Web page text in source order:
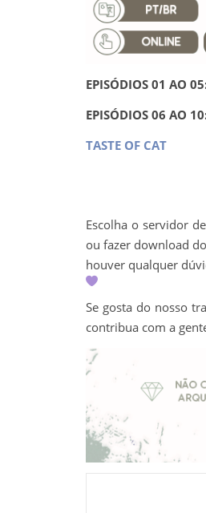
EPISÓDIOS 01 AO
EPISÓDIOS 06 AO
TASTE OF CAT
Escolha o servidor
ou fazer download
houver qualquer
Se gosta do nosso
contribua com a